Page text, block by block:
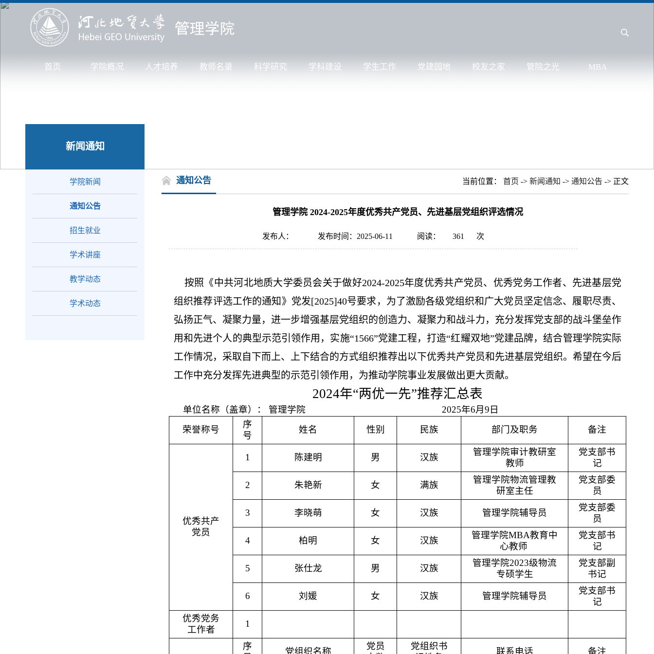
首页 学院概况 人才培养 教师名录 科学研究 学科建设 学生工作 党建园地 校友之家 管院之光 MBA
新闻通知
学院新闻
通知公告
招生就业
学术讲座
教学动态
学术动态
当前位置： 首页 -> 新闻通知 -> 通知公告 -> 正文
通知公告
管理学院 2024-2025年度优秀共产党员、先进基层党组织评选情况
发布人： 发布时间：2025-06-11 阅读： 361 次
按照《中共河北地质大学委员会关于做好2024-2025年度优秀共产党员、优秀党务工作者、先进基层党
组织推荐评选工作的通知》党发[2025]40号要求，为了激励各级党组织和广大党员坚定信念、履职尽责、
弘扬正气、凝聚力量，进一步增强基层党组织的创造力、凝聚力和战斗力，充分发挥党支部的战斗堡垒作
用和先进个人的典型示范引领作用，实施“1566”党建工程，打造“红耀双地”党建品牌，结合管理学院实际
工作情况，采取自下而上、上下结合的方式组织推荐出以下优秀共产党员和先进基层党组织。希望在今后
工作中充分发挥先进典型的示范引领作用，为推动学院事业发展做出更大贡献。
2024年“两优一先”推荐汇总表
单位名称（盖章）： 管理学院
2025年6月9日
荣誉称号
序
号
姓名 性别 民族 部门及职务 备注
优秀共产
党员
1 陈建明 男 汉族
管理学院审计教研室
教师
党支部书
记
2 朱艳新 女 满族
管理学院物流管理教
研室主任
党支部委
员
3 李晓萌 女 汉族 管理学院辅导员
党支部委
员
4 柏明 女 汉族
管理学院MBA教育中
心教师
党支部书
记
5 张仕龙 男 汉族
管理学院2023级物流
专硕学生
党支部副
书记
6 刘媛 女 汉族 管理学院辅导员
党支部书
记
优秀党务
工作者
1
序
党组织名称
党员
党组织书
联系电话 备注